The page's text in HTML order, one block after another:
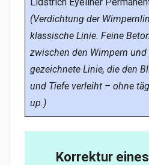
Lidstrich Eyeliner
(Verdichtung der
klassische Linie. Feine
zwischen den Wimpern und
gezeichnete Linie, die den
und Tiefe verleiht – ohne
up.)
Korrektur eines